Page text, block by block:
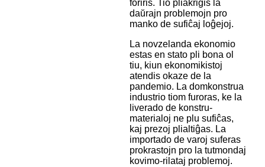
foriris. Tio pliakrigis la
daŭrajn problemojn pro
manko de sufiĉaj loĝejoj.
La novzelanda ekonomio
estas en stato pli bona ol
tiu, kiun ekonomikistoj
atendis okaze de la
pandemio. La domkonstrua
industrio tiom furoras, ke la
liverado de konstru-
materialoj ne plu sufiĉas,
kaj prezoj plialtiĝas. La
importado de varoj suferas
prokrastojn pro la tutmondaj
kovimo-rilataj problemoj.